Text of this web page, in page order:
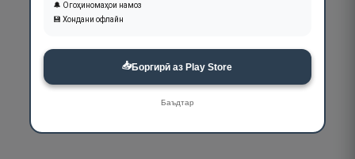
🔔 Огоҳиномаҳои намоз
💾 Хондани офлайн
📥Боргирӣ аз Play Store
Баъдтар